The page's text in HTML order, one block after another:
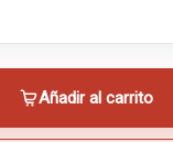
Añadir al carrito